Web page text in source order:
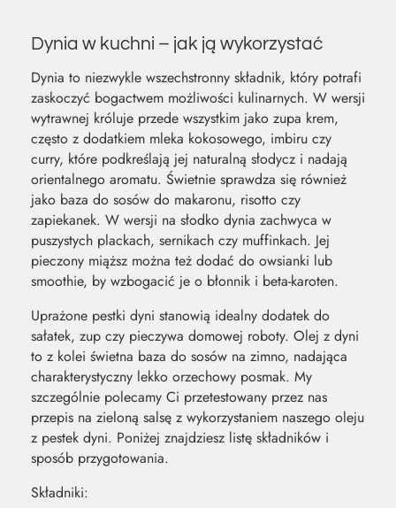
Dynia w kuchni – jak ją wykorzystać
Dynia to niezwykle wszechstronny składnik, który potrafi
zaskoczyć bogactwem możliwości kulinarnych. W wersji
wytrawnej króluje przede wszystkim jako zupa krem,
często z dodatkiem mleka kokosowego, imbiru czy
curry, które podkreślają jej naturalną słodycz i nadają
orientalnego aromatu. Świetnie sprawdza się również
jako baza do sosów do makaronu, risotto czy
zapiekanek. W wersji na słodko dynia zachwyca w
puszystych plackach, sernikach czy muffinkach. Jej
pieczony miąższ można też dodać do owsianki lub
smoothie, by wzbogacić je o błonnik i beta-karoten.
Uprażone pestki dyni stanowią idealny dodatek do
sałatek, zup czy pieczywa domowej roboty. Olej z dyni
to z kolei świetna baza do sosów na zimno, nadająca
charakterystyczny lekko orzechowy posmak. My
szczególnie polecamy Ci przetestowany przez nas
przepis na zieloną salsę z wykorzystaniem naszego oleju
z pestek dyni. Poniżej znajdziesz listę składników i
sposób przygotowania.
Składniki: